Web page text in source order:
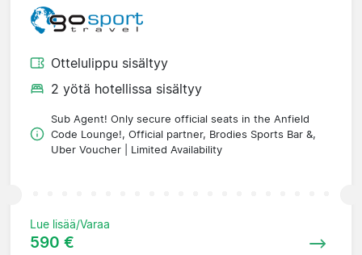
Ottelulippu sisältyy
2 yötä hotellissa sisältyy
Sub Agent! Only secure official seats in the Anfield
Code Lounge!, Official partner, Brodies Sports Bar &,
Uber Voucher | Limited Availability
Lue lisää/Varaa
590 €